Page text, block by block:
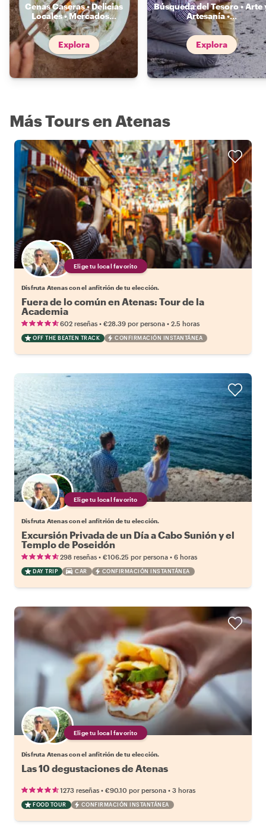
Cenas Caseras • Delicias
Locales • Mercados...
Explora
Búsqueda del Tesoro • Arte
Artesanía •...
Explora
Más Tours en Atenas
Elige tu local favorito
Disfruta Atenas con el anfitrión de tu elección.
Fuera de lo común en Atenas: Tour de la
Academia
602 reseñas • €28.39 por persona • 2.5 horas
OFF THE BEATEN TRACK CONFIRMACIÓN INSTANTÁNEA
Elige tu local favorito
Disfruta Atenas con el anfitrión de tu elección.
Excursión Privada de un Día a Cabo Sunión y el
Templo de Poseidón
298 reseñas • €106.25 por persona • 6 horas
DAY TRIP CAR CONFIRMACIÓN INSTANTÁNEA
Elige tu local favorito
Disfruta Atenas con el anfitrión de tu elección.
Las 10 degustaciones de Atenas
1273 reseñas • €90.10 por persona • 3 horas
FOOD TOUR CONFIRMACIÓN INSTANTÁNEA